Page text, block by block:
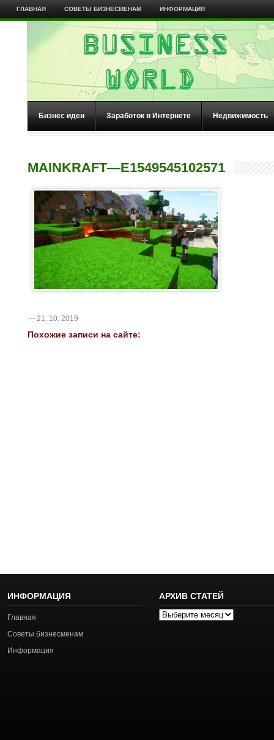
ГЛАВНАЯ СОВЕТЫ БИЗНЕСМЕНАМ ИНФОРМАЦИЯ
Бизнес идеи Заработок в Интернете Недвижимость
MAINKRAFT—E1549545102571
— 21. 10. 2019
Похожие записи на сайте:
ИНФОРМАЦИЯ
Главная
Советы бизнесменам
Информация
АРХИВ СТАТЕЙ
Архив